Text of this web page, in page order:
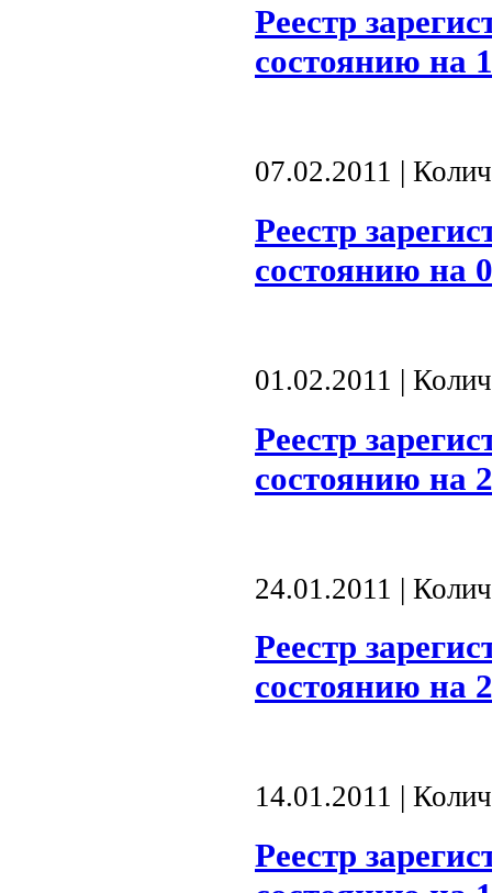
Реестр
состоянию на
07.02.2011 |
Реестр
состоянию на
01.02.2011 |
Реестр
состоянию на
24.01.2011 |
Реестр
состоянию на
14.01.2011 |
Реестр